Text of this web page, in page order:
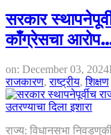
सरकार
काँग्रेसचा
on: December 03, 2024
राजकारण,राष्ट्रीय,शिक्षण
राज्य: विधानसभा